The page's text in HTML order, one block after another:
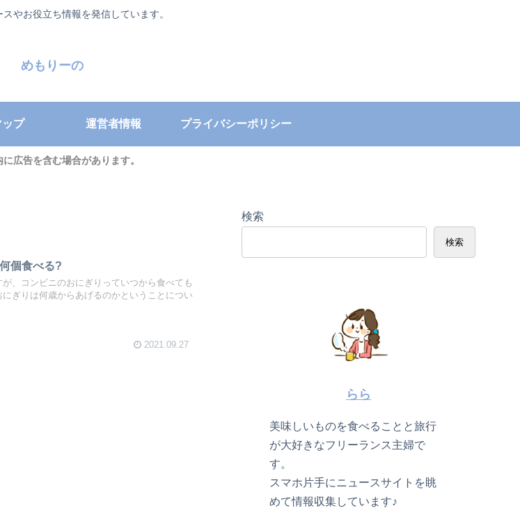
やお役立ち情報を発信しています。
めもりーの
プ 運営者情報 プライバシーポリシー
広告を含む場合があります。
個食べる?
、コンビニのおにぎりっていつから食べても
ぎりは何歳からあげるのかということについ
2021.09.27
検索
検索
らら
美味しいものを食べることと旅行
が大好きなフリーランス主婦で
す。
スマホ片手にニュースサイトを眺
めて情報収集しています♪